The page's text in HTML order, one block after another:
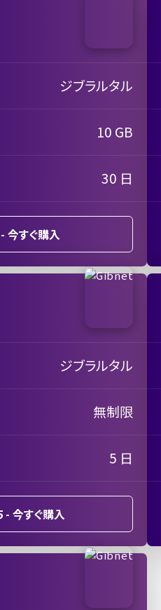
ジブラルタル
10 GB
30 日
今すぐ購入
ジブラルタル
無制限
5 日
- 今すぐ購入